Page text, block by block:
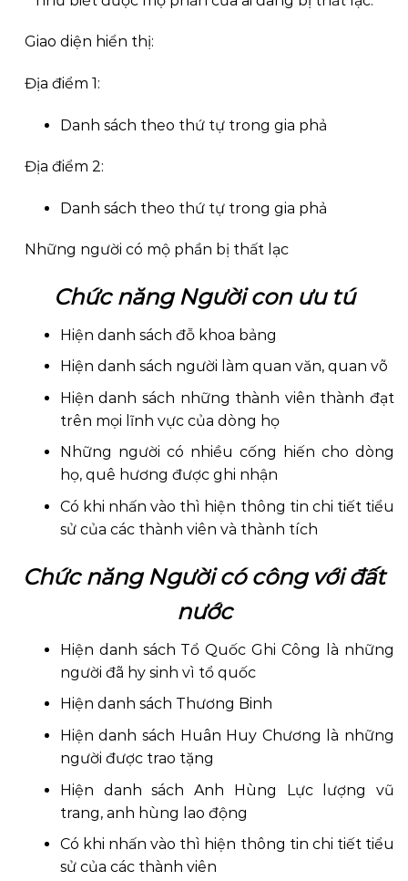
Giao diện hiển thị:
Địa điểm 1:
Danh sách theo thứ tự trong gia phả
Địa điểm 2:
Danh sách theo thứ tự trong gia phả
Những người có mộ phần bị thất lạc
Chức năng Người con ưu tú
Hiện danh sách đỗ khoa bảng
Hiện danh sách người làm quan văn, quan võ
Hiện danh sách những thành viên thành đạt
trên mọi lĩnh vực của dòng họ
Những người có nhiều cống hiến cho dòng
họ, quê hương được ghi nhận
Có khi nhấn vào thì hiện thông tin chi tiết tiểu
sử của các thành viên và thành tích
Chức năng Người có công với đất
nước
Hiện danh sách Tổ Quốc Ghi Công là những
người đã hy sinh vì tổ quốc
Hiện danh sách Thương Binh
Hiện danh sách Huân Huy Chương là những
người được trao tặng
Hiện danh sách Anh Hùng Lực lượng vũ
trang, anh hùng lao động
Có khi nhấn vào thì hiện thông tin chi tiết tiểu
sử của các thành viên